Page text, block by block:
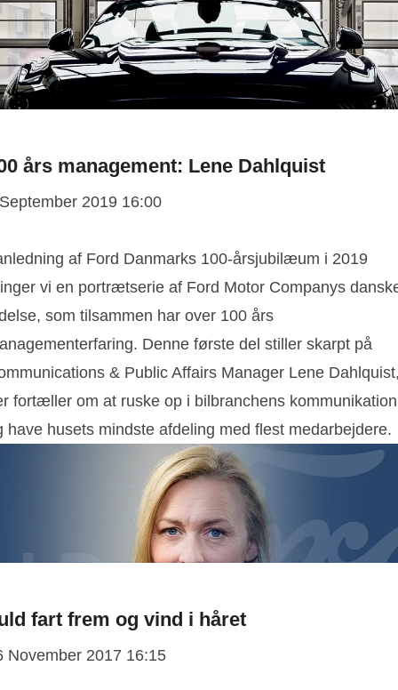
års management: Lene Dahlquist
2019 16:00
af Ford Danmarks 100-årsjubilæum i 2019
vi en portrætserie af Ford Motor Companys
som tilsammen har over 100 års
Denne første del stiller skarpt på
& Public Affairs Manager Lene
fortæller om at ruske op i bilbranchens kommunikation
have husets mindste afdeling med flest medarbejdere.
fart frem og vind i håret
November 2017 16:15